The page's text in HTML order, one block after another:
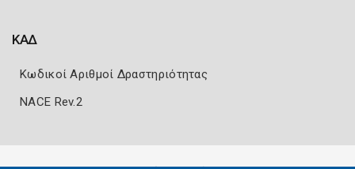
ΚΑΔ
Κωδικοί Αριθμοί Δραστηριότητας
NACE Rev.2